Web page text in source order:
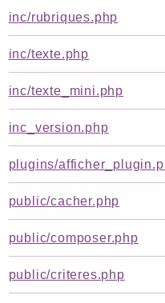
Files
Documentation
inc/rubriques.php
inc/texte.php
inc/texte_mini.php
inc_version.php
plugins/
public/cacher.php
public/composer.php
public/criteres.php